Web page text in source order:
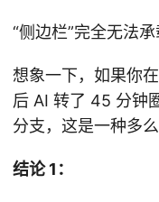
“侧边栏”完全无法承
想象一下，如果你
后 AI 转了 45 分钟
分支，这是一种多
结论 1：